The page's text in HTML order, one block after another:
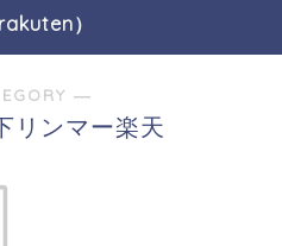
）
―
リンマー楽天